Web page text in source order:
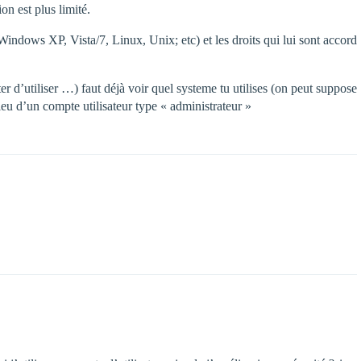
est plus limité.
XP, Vista/7, Linux, Unix; etc) et les droits qui lui sont
d’utiliser …) faut déjà voir quel systeme tu utilises (on peut
d’un compte utilisateur type « administrateur »